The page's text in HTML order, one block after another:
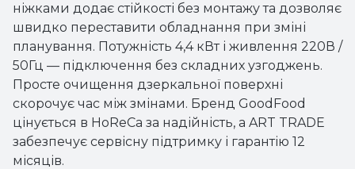
ніжками додає стійкості без монтажу та дозволяє
швидко переставити обладнання при зміні
планування. Потужність 4,4 кВт і живлення 220В /
50Гц — підключення без складних узгоджень.
Просте очищення дзеркальної поверхні
скорочує час між змінами. Бренд GoodFood
цінується в HoReCa за надійність, а ART TRADE
забезпечує сервісну підтримку і гарантію 12
місяців.